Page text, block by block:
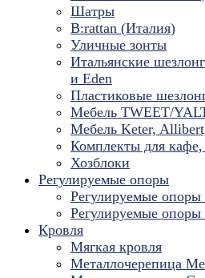
Шатры
B:rattan (Италия)
Уличные зонты
Итальянские
и Eden
Пластиковые
Мебель TWEET/
Мебель Keter,
Комплекты для кафе,
Хозблоки
Регулируемые опоры
Регулируемые
Регулируемые
Кровля
Мягкая кровля
Металлочерепица